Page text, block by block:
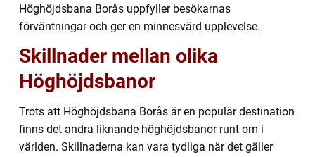
Höghöjdsbana Borås uppfyller besökarnas
förväntningar och ger en minnesvärd upplevelse.
Skillnader mellan olika
Höghöjdsbanor
Trots att Höghöjdsbana Borås är en populär destination
finns det andra liknande höghöjdsbanor runt om i
världen. Skillnaderna kan vara tydliga när det gäller